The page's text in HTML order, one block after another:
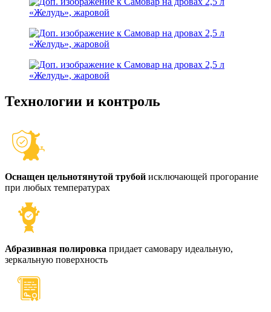
Технологии и контроль
Оснащен цельнотянутой трубой исключающей прогорание
при любых температурах
Абразивная полировка придает самовару идеальную,
зеркальную поверхность